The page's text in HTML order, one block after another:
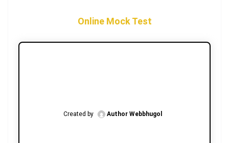
Online Mock Test
Created by Author Webbhugol